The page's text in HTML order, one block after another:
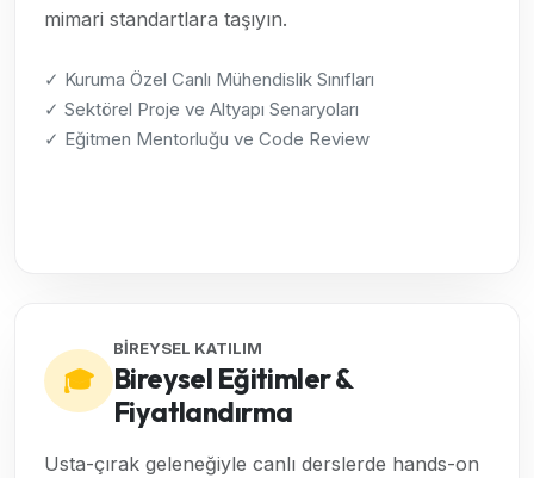
mimari standartlara taşıyın.
✓ Kuruma Özel Canlı Mühendislik Sınıfları
✓ Sektörel Proje ve Altyapı Senaryoları
✓ Eğitmen Mentorluğu ve Code Review
🎓
BİREYSEL KATILIM
Bireysel Eğitimler &
Fiyatlandırma
Usta-çırak geleneğiyle canlı derslerde hands-on